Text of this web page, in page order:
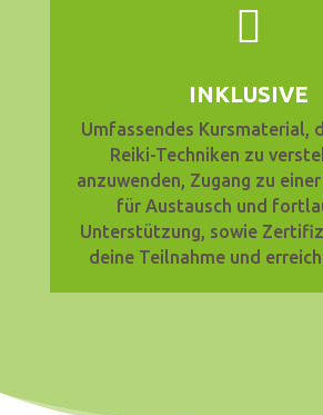

INKLUSIVE
Umfassendes Kursmaterial,
Reiki-Techniken zu
anzuwenden, Zugang zu
für Austausch und
Unterstützung, sowie
deine Teilnahme und